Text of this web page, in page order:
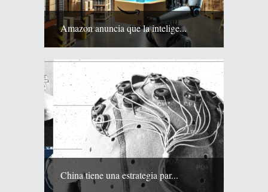
Amazon anuncia que la intelige...
China tiene una estrategia par...